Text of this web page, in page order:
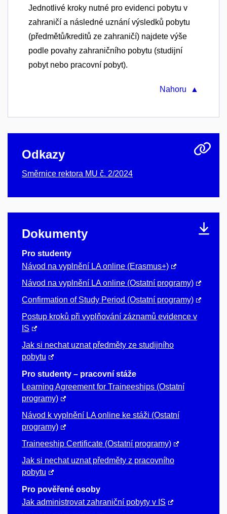
Jednotlivé kroky nutné pro evidenci pobytu v
zahraničí a následné uznání výsledků pobytu
(předmětů/kreditů ze zahraničí) najdete výše
podle povahy zahraničního pobytu (studijní
pobyt nebo pracovní pobyt).
Nahoru ▲
Odkazy
Směrnice rektora MU č. 2/2024
Dokumenty
Pro studenty
Návod na vyplnění LA online (Erasmus+)
Návod na vyplnění LA online (Ostatní programy)
Confirmation of Study Period (Ostatní programy)
Postup kroků při vyplňování záznamů evidence v
IS
Jak si nechat uznat předměty ze studijního
pobytu
Pro studenty – pracovní stáže
Learning Agreement for Traineeships (Ostatní
programy)
Návod k vyplnění LA online ke stáži (Ostatní
programy)
Traineeship Certificate (Ostatní programy)
Jak si nechat uznat předměty z pracovního
pobytu
Pro pověřené osoby
Jak administrovat zahraniční pobyty v IS